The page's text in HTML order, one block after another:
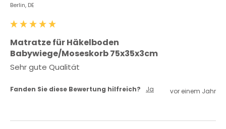
Berlin, DE
Matratze für Häkelboden
Babywiege/Moseskorb 75x35x3cm
Sehr gute Qualität
Fanden Sie diese Bewertung hilfreich? Ja vor einem Jahr